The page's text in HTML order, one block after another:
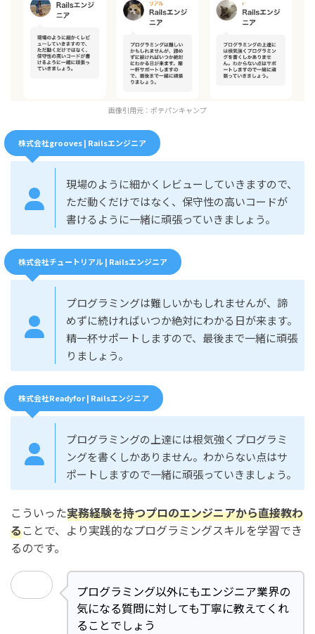
画像引用元： ポテパンキャンプ
株式会社grooves | Railsエンジニア
現場のように細かくレビューしていきますので、
ただ動くだけではなく、保守性の高いコードが
書けるように一緒に頑張っていきましょう。
株式会社チュートリアル | Railsエンジニア
プログラミングは難しいかもしれませんが、諦
めずに続ければいつか絶対にわかる日が来ます。
精一杯サポートしますので、最後まで一緒に頑張
りましょう。
株式会社Readyfor | Railsエンジニア
プログラミングの上達には根気強くプログラミ
ングを書くしかありません。わからない点はサ
ポートしますので一緒に頑張っていきましょう。
こういった実務経験を持つプロのエンジニアから直接教わ
ることで、より実践的なプログラミングスキルを学習でき
るのです。
プログラミング以外にもエンジニア業界の
気になる質問に対しても丁寧に教えてくれ
ることでしょう